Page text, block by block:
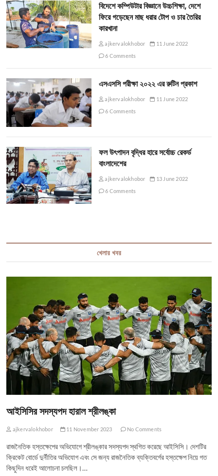
বিদেশে কম্পিউটার বিজ্ঞানে উচ্চশিক্ষা, দেশে
ফিরে গড়েছেন মাছ ধরার টোপ ও চার তৈরির
কারখানা
ajkervalokhobor
11 June 2022
6 Comments
এসএসসি পরীক্ষা ২০২২ এর রুটিন প্রকাশ
ajkervalokhobor
11 June 2022
6 Comments
ফল উৎপাদন বৃদ্ধির হারে সর্বোচ্চ রেকর্ড
বাংলাদেশের
ajkervalokhobor
13 June 2022
6 Comments
খেলার খবর
আইসিসির সদস্যপদ হারাল শ্রীলঙ্কা
ajkervalokhobor 11 November 2023 No Comments
রাজনৈতিক হস্তক্ষেপের অভিযোগে শ্রীলঙ্কার সদস্যপদ স্থগিত করেছে আইসিসি। দেশটির
ক্রিকেট বোর্ডে দুর্নীতির অভিযোগ এবং সে জন্য রাজনৈতিক ব্যক্তিবর্গের হস্তক্ষেপ নিয়ে গত
কিছুদিন ধরেই আলোচনা চলছিল।…